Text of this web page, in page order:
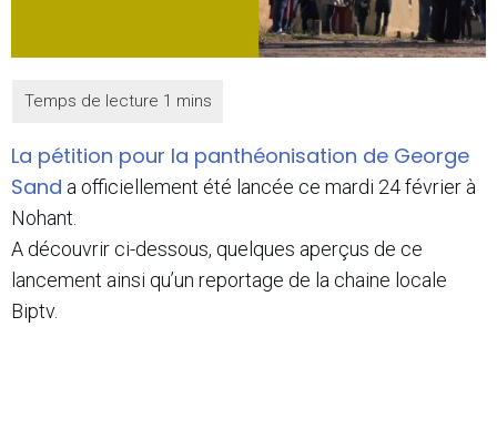
La pétition pour la panthéonisation de George
Sand a officiellement été lancée ce mardi 24 février à
Nohant.
A découvrir ci-dessous, quelques aperçus de ce
lancement ainsi qu’un reportage de la chaine locale
Biptv.